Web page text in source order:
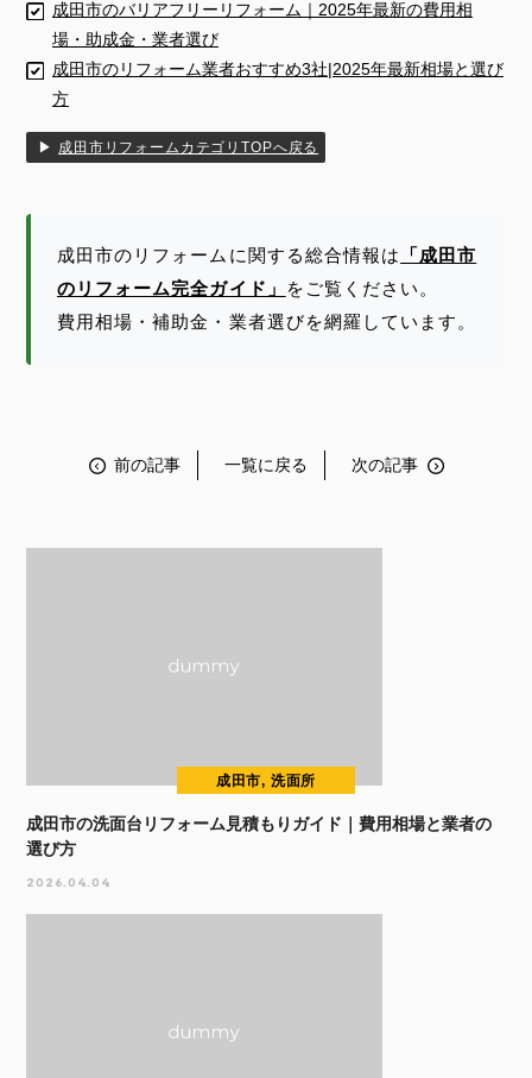
成田市のバリアフリーリフォーム｜2025年最新の費用相
場・助成金・業者選び
成田市のリフォーム業者おすすめ3社|2025年最新相場と選び
方
▶ 成田市リフォームカテゴリTOPへ戻る
成田市のリフォームに関する総合情報は
「成田市
のリフォーム完全ガイド」
をご覧ください。
費用相場・補助金・業者選びを網羅しています。
前の記事 一覧に戻る 次の記事
成田市, 洗面所
成田市の洗面台リフォーム見積もりガイド｜費用相場と業者の
選び方
2026.04.04